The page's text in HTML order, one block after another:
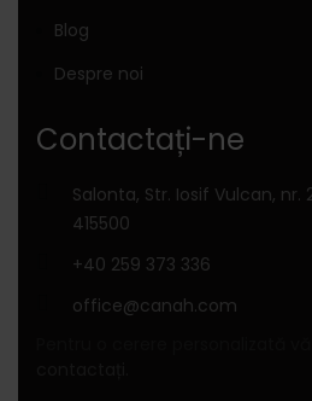
Blog
Despre noi
Contactați-ne
Salonta, Str. Iosif Vulcan, nr.
415500
+40 259 373 336
office@canah.com